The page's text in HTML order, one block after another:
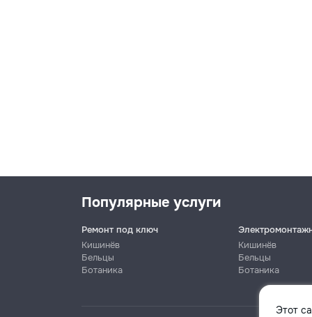
Этот
Популярные услуги
Ремонт под ключ
Кишинёв
Бельцы
Ботаника
Кишинёв
Бельцы
Ботаника